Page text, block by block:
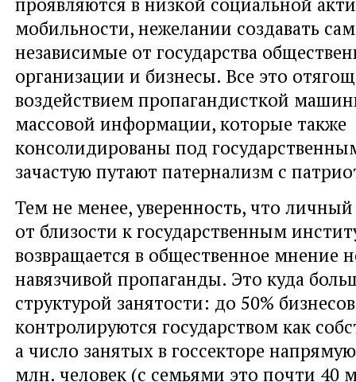
мобильности, нежелании создавать
независимые от государства
организации и бизнесы. Все это
воздействием пропагандисткой
массовой информации, которые также
консолидированы под
зачастую путают патернализм с
Тем не менее, уверенность, что личный
от близости к государственным
возвращается в общественное мнение
навязчивой пропаганды. Это куда
структурой занятости: до 50%
контролируются государством как
а число занятых в госсекторе
млн. человек (с семьями это почти 40